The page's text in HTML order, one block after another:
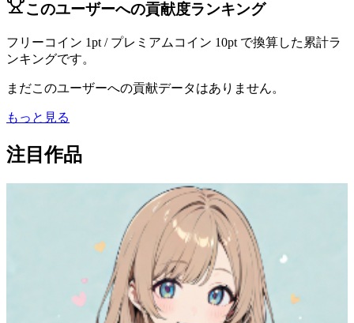
このユーザーへの貢献度ランキング
フリーコイン 1pt / プレミアムコイン 10pt で換算した累計ラ
ンキングです。
まだこのユーザーへの貢献データはありません。
もっと見る
注目作品